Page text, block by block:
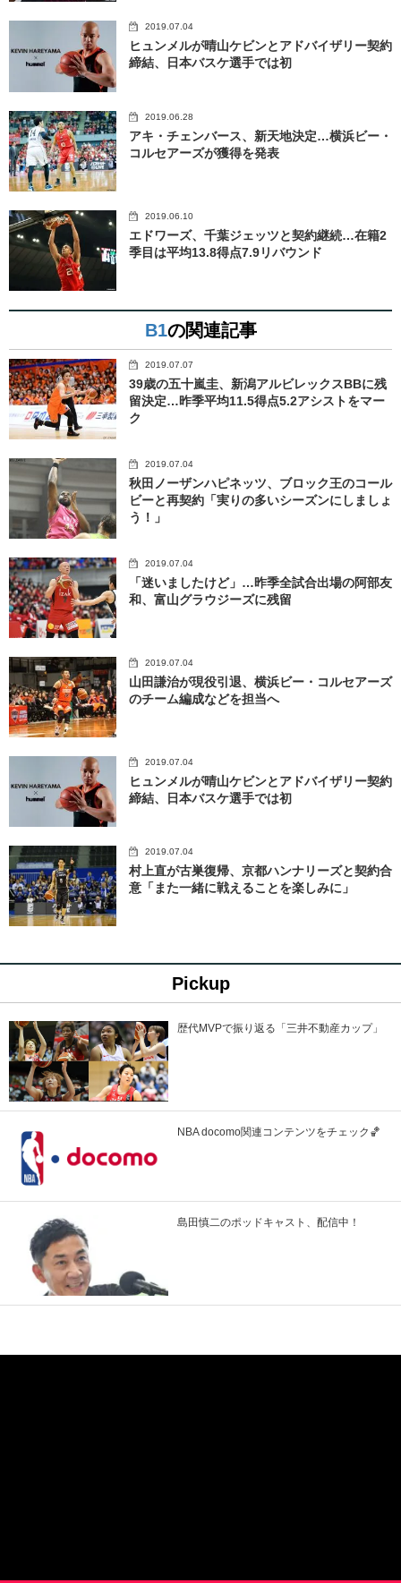
2019.07.04
ヒュンメルが晴山ケビンとアドバイザリー契約
締結、日本バスケ選手では初
2019.06.28
アキ・チェンバース、新天地決定…横浜ビー・
コルセアーズが獲得を発表
2019.06.10
エドワーズ、千葉ジェッツと契約継続…在籍2
季目は平均13.8得点7.9リバウンド
B1の関連記事
2019.07.07
39歳の五十嵐圭、新潟アルビレックスBBに残
留決定…昨季平均11.5得点5.2アシストをマー
ク
2019.07.04
秋田ノーザンハピネッツ、ブロック王のコール
ビーと再契約「実りの多いシーズンにしましょ
う！」
2019.07.04
「迷いましたけど」…昨季全試合出場の阿部友
和、富山グラウジーズに残留
2019.07.04
山田謙治が現役引退、横浜ビー・コルセアーズ
のチーム編成などを担当へ
2019.07.04
ヒュンメルが晴山ケビンとアドバイザリー契約
締結、日本バスケ選手では初
2019.07.04
村上直が古巣復帰、京都ハンナリーズと契約合
意「また一緒に戦えることを楽しみに」
Pickup
歴代MVPで振り返る「三井不動産カップ」
NBA docomo関連コンテンツをチェック🏀
島田慎二のポッドキャスト、配信中！